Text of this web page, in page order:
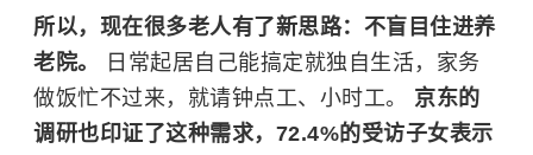
所以，现在很多老人有了新思路：不盲目住进养
老院。
日常起居自己能搞定就独自生活，家务
做饭忙不过来，就请钟点工、小时工。 京东的
调研也印证了这种需求，72.4%的受访子女表示